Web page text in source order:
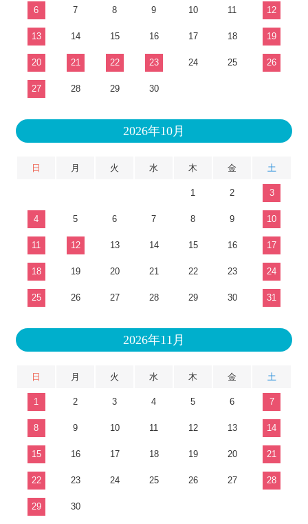
6 7 8 9 10 11 12
13 14 15 16 17 18 19
20 21 22 23 24 25 26
27 28 29 30
2026年10月
日 月 火 水 木 金 土
1 2 3
4 5 6 7 8 9 10
11 12 13 14 15 16 17
18 19 20 21 22 23 24
25 26 27 28 29 30 31
2026年11月
日 月 火 水 木 金 土
1 2 3 4 5 6 7
8 9 10 11 12 13 14
15 16 17 18 19 20 21
22 23 24 25 26 27 28
29 30